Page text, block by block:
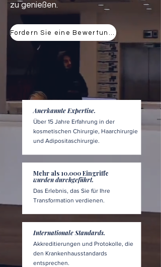
zu genießen.
Anerkannte Expertise.
Über 15 Jahre Erfahrung in der
kosmetischen Chirurgie, Haarchirurgie
und Adipositaschirurgie.
Mehr als 10.000 Eingriffe
wurden durchgeführt.
Das Erlebnis, das Sie für Ihre
Transformation verdienen.
Internationale Standards.
Akkreditierungen und Protokolle, die
den Krankenhausstandards
entsprechen.